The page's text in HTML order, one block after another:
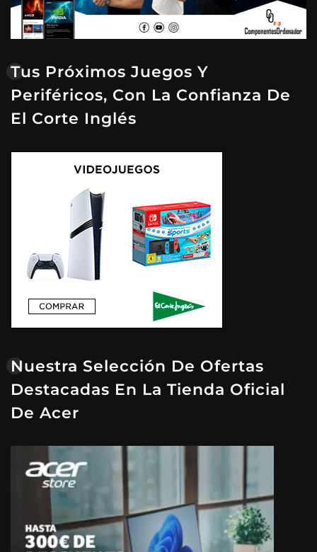
Tus Próximos Juegos Y
Periféricos, Con La Confianza De
El Corte Inglés
Nuestra Selección De Ofertas
Destacadas En La Tienda Oficial
De Acer